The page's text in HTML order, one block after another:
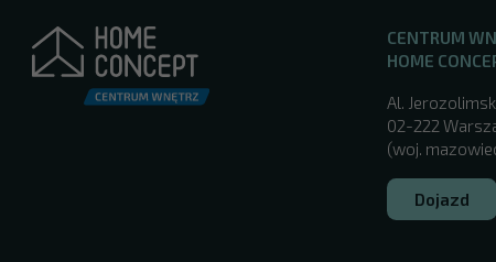
CENTRUM
HOME
Al.
02-222
(woj.
Dojazd